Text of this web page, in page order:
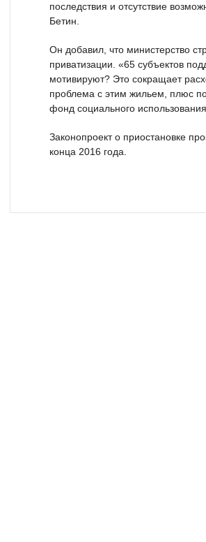
последствия и отсутствие
Бетин.
Он добавил, что министерство
приватизации. «65 субъектов
мотивируют? Это сокращает
проблема с этим жильем, плюс
фонд социального
Законопроект о приостановке
конца 2016 года.